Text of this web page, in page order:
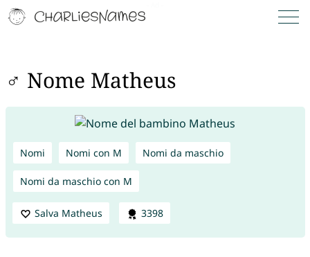
♂ Nome Matheus
Nomi Nomi con M Nomi da maschio
Nomi da maschio con M
Salva Matheus 3398